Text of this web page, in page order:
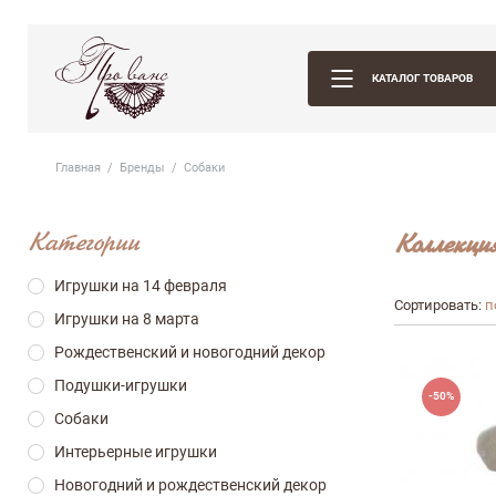
КАТАЛОГ ТОВАРОВ
Главная Бренды Собаки
Категории
Игрушки на 14 февраля
Игрушки на 8 марта
Рождественский и новогодний декор
Подушки-игрушки
Собаки
Интерьерные игрушки
Новогодний и рождественский декор
Сортировать:
-50%
Оставить